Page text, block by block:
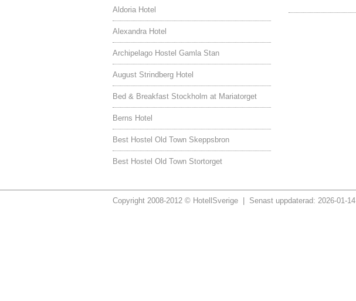
Aldoria Hotel
Alexandra Hotel
Archipelago Hostel Gamla Stan
August Strindberg Hotel
Bed & Breakfast Stockholm at Mariatorget
Berns Hotel
Best Hostel Old Town Skeppsbron
Best Hostel Old Town Stortorget
Copyright 2008-2012 © HotellSverige | Senast uppdaterad: 2026-01-14